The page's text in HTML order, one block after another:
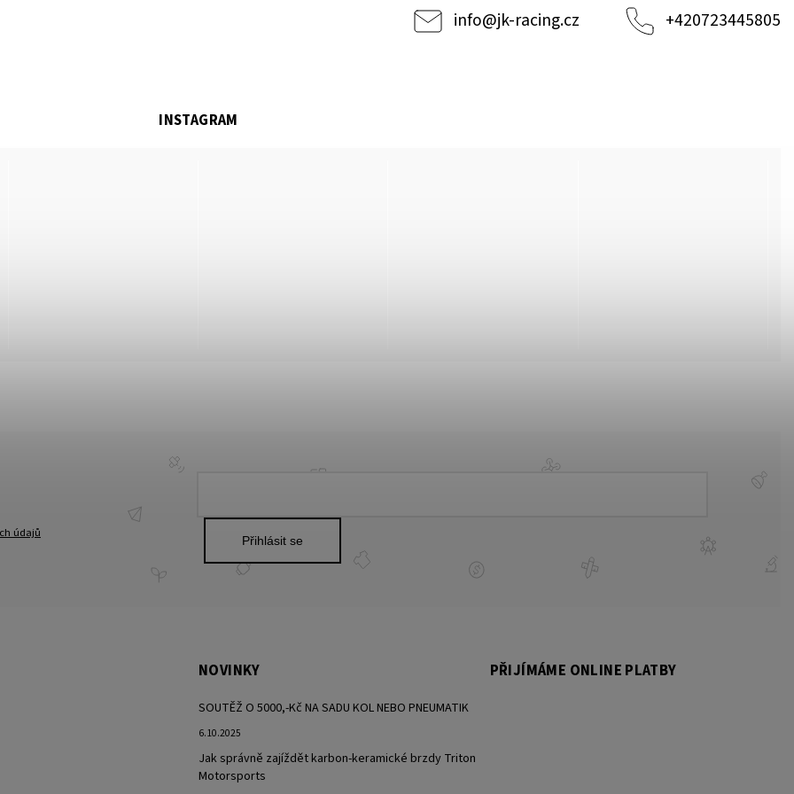
info@jk-racing.cz +420723445805
INSTAGRAM
NOVINKY
SOUTĚŽ O 5000,-Kč NA SADU KOL NEBO PNEUMATIK
6.10.2025
Jak správně zajíždět karbon-keramické brzdy Triton
Motorsports
PŘIJÍMÁME ONLINE PLATBY
údajů
Přihlásit se